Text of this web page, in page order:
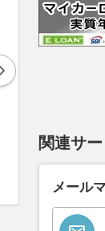
ト ロールスロイス
関連サ
メール